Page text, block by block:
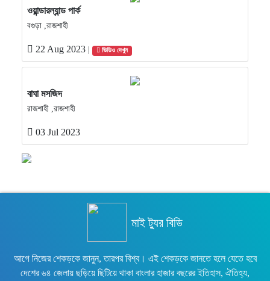
ওয়ান্ডারল্যান্ড পার্ক
বগুড়া ,রাজশাহী
22 Aug 2023 ভিডিও দেখুন
বাঘা মসজিদ
রাজশাহী ,রাজশাহী
03 Jul 2023
মাই ট্যুর বিডি
আগে নিজের শেকড়কে জানুন, তারপর বিশ্ব। এই শেকড়কে জানতে হলে যেতে হবে
দেশের ৬৪ জেলায় ছড়িয়ে ছিটিয়ে থাকা বাংলার হাজার বছরের ইতিহাস, ঐতিহ্য,